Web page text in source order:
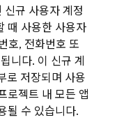
신규 사용자 계정
때 사용한 사용자
호, 전화번호 또
니다. 이 신규 계
로 저장되며 사용
로젝트 내 모든 앱
될 수 있습니다.